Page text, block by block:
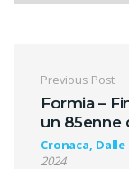
Previous Post
Formia –
un 85enne
Cronaca,
2024